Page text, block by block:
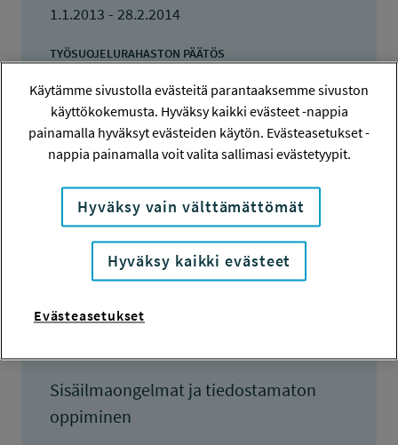
1.1.2013 - 28.2.2014
TYÖSUOJELURAHASTON PÄÄTÖS
80 000 euroa
KOKONAISKUSTANNUKSET
160 000 euroa
TULOKSET VALMISTUNEET
28.2.2014
Sisäilmaongelmat ja tiedostamaton
oppiminen
Käytämme sivustolla evästeitä parantaaksemme sivuston
käyttökokemusta. Hyväksy kaikki evästeet -nappia
painamalla hyväksyt evästeiden käytön. Evästeasetukset -
nappia painamalla voit valita sallimasi evästetyypit.
Hyväksy vain välttämättömät
Hyväksy kaikki evästeet
Evästeasetukset